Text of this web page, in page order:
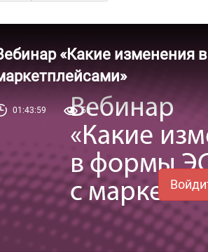
«Какие изменения
01:43:59 53